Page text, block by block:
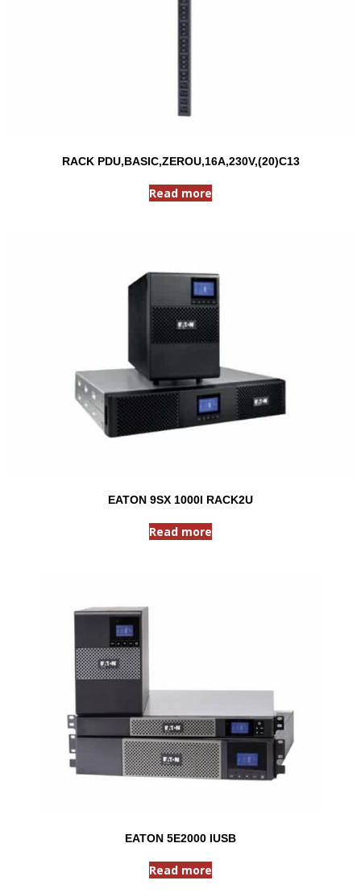
RACK PDU,BASIC,ZEROU,16A,230V,(20)C13
Read more
EATON 9SX 1000I RACK2U
Read more
EATON 5E2000 IUSB
Read more